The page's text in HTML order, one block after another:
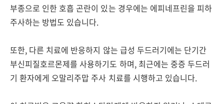
부종으로 인한 호흡 곤란이 있는 경우에는 에피네프린을 피하
주사하는 방법도 있습니다.
또한, 다른 치료에 반응하지 않는 급성 두드러기에는 단기간
부신피질호르몬제를 사용하기도 하며, 최근에는 중증 두드러
기 환자에게 오말리주맙 주사 치료를 시행하고 있습니다.